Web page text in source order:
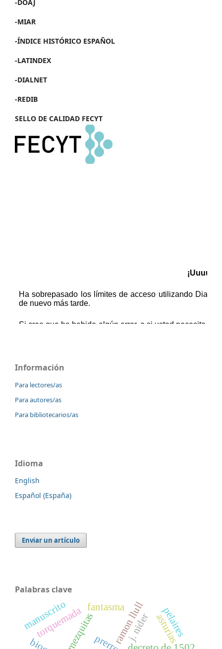
-DOAJ
-MIAR
-ÍNDICE HISTÓRICO ESPAÑOL
-LATINDEX
-DIALNET
-REDIB
SELLO DE CALIDAD FECYT
Información
Para lectores/as
Para autores/as
Para bibliotecarios/as
Idioma
English
Español (España)
Enviar un artículo
Palabras clave
mezquitas ramon llull
torquemada fantasma
j. nider asturias
manuscrito pelaires